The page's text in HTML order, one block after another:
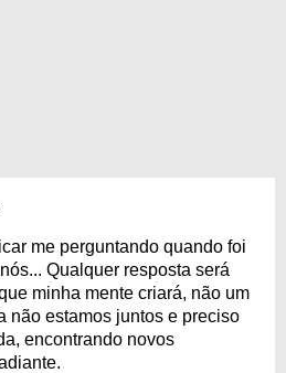
me perguntando quando foi
Qualquer resposta será
minha mente criará, não um
não estamos juntos e preciso
encontrando novos